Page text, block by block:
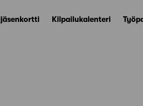
Kilpailukalenteri